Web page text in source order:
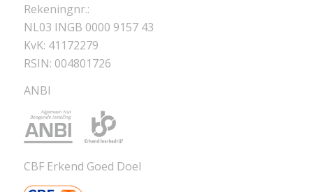
Rekeningnr.:
NL03 INGB 0000 9157 43
KvK: 41172279
RSIN: 004801726
ANBI
CBF Erkend Goed Doel